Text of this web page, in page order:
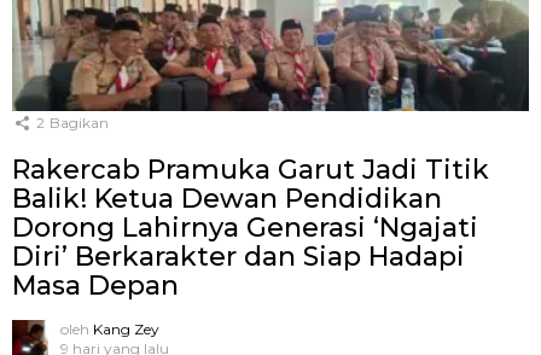
2 Bagikan
Rakercab Pramuka Garut Jadi Titik
Balik! Ketua Dewan Pendidikan
Dorong Lahirnya Generasi ‘Ngajati
Diri’ Berkarakter dan Siap Hadapi
Masa Depan
oleh Kang Zey
9 hari yang lalu